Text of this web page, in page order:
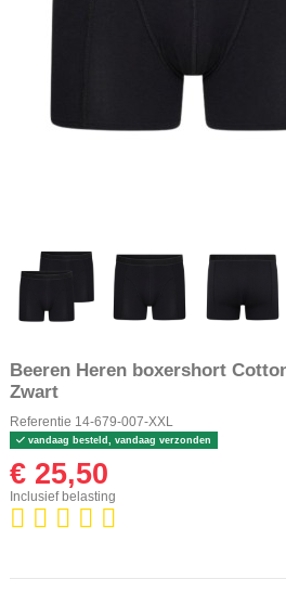
Beeren Heren boxershort
Zwart
Referentie 14-679-007-XXL
vandaag besteld, vandaag verzonden
€ 25,50
Inclusief belasting